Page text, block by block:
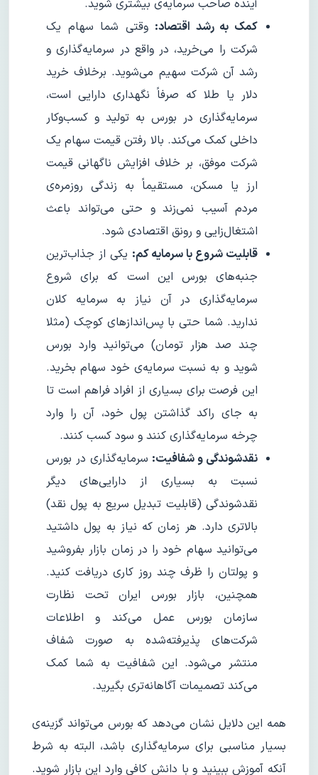
آینده صاحب سرمایه‌ی بیشتری شوید.
کمک به رشد اقتصاد: وقتی شما سهام یک
شرکت را می‌خرید، در واقع در سرمایه‌گذاری و
رشد آن شرکت سهیم می‌شوید. برخلاف خرید
دلار یا طلا که صرفاً نگهداری دارایی است،
سرمایه‌گذاری در بورس به تولید و کسب‌وکار
داخلی کمک می‌کند. بالا رفتن قیمت سهام یک
شرکت موفق، بر خلاف افزایش ناگهانی قیمت
ارز یا مسکن، مستقیماً به زندگی روزمره‌ی
مردم آسیب نمی‌زند و حتی می‌تواند باعث
اشتغال‌زایی و رونق اقتصادی شود.
قابلیت شروع با سرمایه کم: یکی از جذاب‌ترین
جنبه‌های بورس این است که برای شروع
سرمایه‌گذاری در آن نیاز به سرمایه کلان
ندارید. شما حتی با پس‌اندازهای کوچک (مثلا
چند صد هزار تومان) می‌توانید وارد بورس
شوید و به نسبت سرمایه‌ی خود سهام بخرید.
این فرصت برای بسیاری از افراد فراهم است تا
به جای راکد گذاشتن پول خود، آن را وارد
چرخه سرمایه‌گذاری کنند و سود کسب کنند.
نقدشوندگی و شفافیت: سرمایه‌گذاری در بورس
نسبت به بسیاری از دارایی‌های دیگر
نقدشوندگی (قابلیت تبدیل سریع به پول نقد)
بالاتری دارد. هر زمان که نیاز به پول داشتید
می‌توانید سهام خود را در زمان بازار بفروشید
و پولتان را ظرف چند روز کاری دریافت کنید.
همچنین، بازار بورس ایران تحت نظارت
سازمان بورس عمل می‌کند و اطلاعات
شرکت‌های پذیرفته‌شده به صورت شفاف
منتشر می‌شود. این شفافیت به شما کمک
می‌کند تصمیمات آگاهانه‌تری بگیرید.
همه این دلایل نشان می‌دهد که بورس می‌تواند گزینه‌ی
بسیار مناسبی برای سرمایه‌گذاری باشد، البته به شرط
آنکه آموزش ببینید و با دانش کافی وارد این بازار شوید.